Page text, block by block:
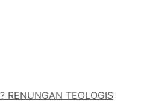
RENUNGAN TEOLOGIS